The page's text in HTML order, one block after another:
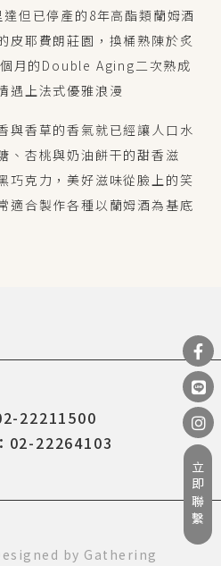
但已停產的8年高酯類蘭姆酒
皮耶費朗莊園，換桶熟陳於炙
月的Double Aging二次熟成
遇上法式優雅浪漫
與香草的香氣就已經讓人口水
、杏桃與奶油餅干的甜香滋
巧克力，美好滋味從臉上的笑
適合製作各種以蘭姆酒為基底
立即聯繫
22211500
02-22264103
by Gathering